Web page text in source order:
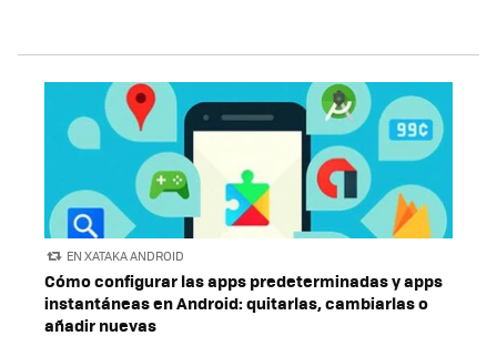
EN XATAKA ANDROID
Cómo configurar las apps predeterminadas y apps
instantáneas en Android: quitarlas, cambiarlas o
añadir nuevas